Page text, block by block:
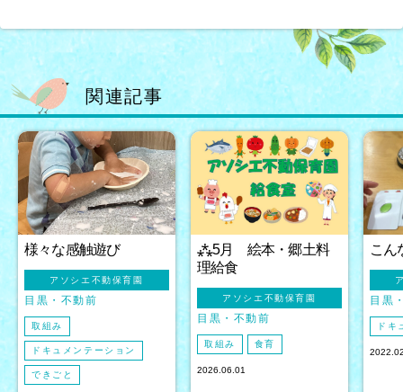
関連記事
様々な感触遊び
アソシエ不動保育園
目黒 不動前
取組み
ドキュメンテーション
できごと
⁂5月 絵本・郷土料
理給食
アソシエ不動保育園
目黒 不動前
取組み 食育
2026.06.01
こん
目黒
ドキ